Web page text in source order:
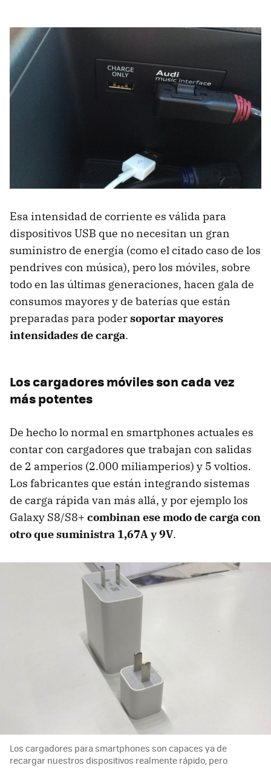
Esa intensidad de corriente es válida para
dispositivos USB que no necesitan un gran
suministro de energía (como el citado caso de los
pendrives con música), pero los móviles, sobre
todo en las últimas generaciones, hacen gala de
consumos mayores y de baterías que están
preparadas para podersoportar mayores
intensidades de carga.
Los cargadores móviles son cada vez
más potentes
De hecho lo normal en smartphones actuales es
contar con cargadores que trabajan con salidas
de 2 amperios (2.000 miliamperios) y 5 voltios.
Los fabricantes que están integrando sistemas
de carga rápida van más allá, y por ejemplo los
Galaxy S8/S8+ combinan ese modo de carga con
otro que suministra 1,67A y 9V.
Los cargadores para smartphones son capaces ya de
recargar nuestros dispositivos realmente rápido, pero